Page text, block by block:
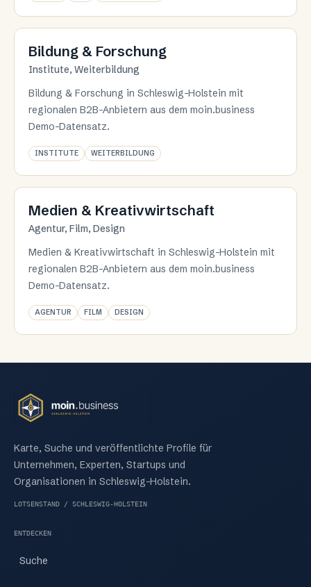
Bildung & Forschung
Institute, Weiterbildung
Bildung & Forschung in Schleswig-Holstein mit
regionalen B2B-Anbietern aus dem moin.business
Demo-Datensatz.
INSTITUTE WEITERBILDUNG
Medien & Kreativwirtschaft
Agentur, Film, Design
Medien & Kreativwirtschaft in Schleswig-Holstein mit
regionalen B2B-Anbietern aus dem moin.business
Demo-Datensatz.
AGENTUR FILM DESIGN
Karte, Suche und veröffentlichte Profile für
Unternehmen, Experten, Startups und
Organisationen in Schleswig-Holstein.
LOTSENSTAND / SCHLESWIG-HOLSTEIN
ENTDECKEN
Suche